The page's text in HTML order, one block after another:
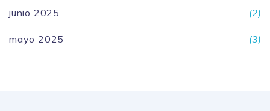
junio 2025 (2)
mayo 2025 (3)